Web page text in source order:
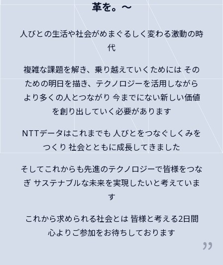
革を。～
人びとの生活や社会がめまぐるしく変わる激動の時
代
複雑な課題を解き、乗り越えていくためにはその
ための明日を描き、テクノロジーを活用しながら
より多くの人とつながり 今までにない新しい価値
を創り出していく必要があります
NTTデータはこれまでも 人びとをつなぐしくみを
つくり 社会とともに成長してきました
そしてこれからも先進のテクノロジーで皆様をつな
ぎ サステナブルな未来を実現したいと考えていま
す
これから求められる社会とは 皆様と考える2日間
心よりご参加をお待ちしております